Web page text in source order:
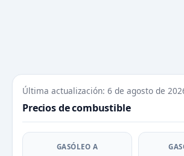
Última actualización: 6 de agosto de
Precios de combustible
GASÓLEO A